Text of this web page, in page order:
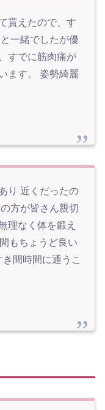
貰えたので、す
一緒でしたが優
すでに筋肉痛が
ます。 姿勢綺麗
り 近くだったの
方が皆さん親切
理なく体を鍛え
もちょうど良い
間時間に通うこ